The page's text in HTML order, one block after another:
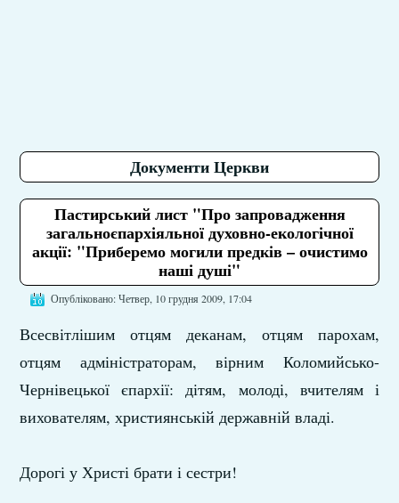
Документи Церкви
Пастирський лист "Про запровадження
загальноєпархіяльної духовно-екологічної
акції: "Приберемо могили предків – очистимо
наші душі"
Опубліковано: Четвер, 10 грудня 2009, 17:04
Всесвітлішим отцям деканам, отцям парохам,
отцям адміністраторам, вірним Коломийсько-
Чернівецької єпархії: дітям, молоді, вчителям і
вихователям, християнській державній владі.
Дорогі у Христі брати і сестри!